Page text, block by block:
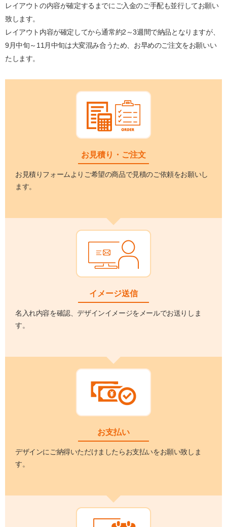
レイアウトの内容が確定するまでにご入金のご手配も並行してお願い
致します。
レイアウト内容が確定してから通常約2～3週間で納品となりますが、
9月中旬～11月中旬は大変混み合うため、お早めのご注文をお願いい
たします。
お見積り・ご注文
お見積りフォームよりご希望の商品で見積のご依頼をお願いし
ます。
イメージ送信
名入れ内容を確認、デザインイメージをメールでお送りしま
す。
お支払い
デザインにご納得いただけましたらお支払いをお願い致しま
す。